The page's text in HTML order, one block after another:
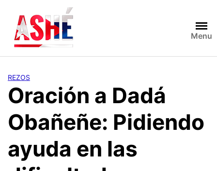
contenido
Menu
REZOS
Oración a Dadá
Obañeñe: Pidiendo
ayuda en las